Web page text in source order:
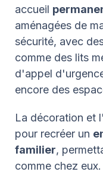
accueil
aménagées de
sécurité, avec
comme des lits
d'appel
encore des
La décoration et
pour recréer un
familier,
comme chez eux.